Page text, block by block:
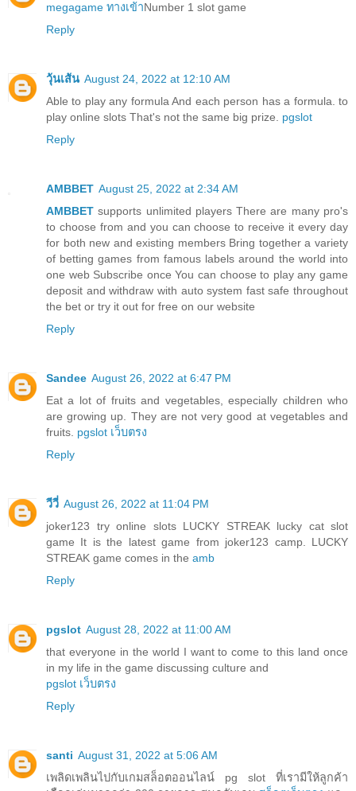
megagame ทางเข้าNumber 1 slot game
Reply
วุ้นเส้น August 24, 2022 at 12:10 AM
Able to play any formula And each person has a formula. to
play online slots That's not the same big prize. pgslot
Reply
AMBBET August 25, 2022 at 2:34 AM
AMBBET supports unlimited players There are many pro's
to choose from and you can choose to receive it every day
for both new and existing members Bring together a variety
of betting games from famous labels around the world into
one web Subscribe once You can choose to play any game
deposit and withdraw with auto system fast safe throughout
the bet or try it out for free on our website
Reply
Sandee August 26, 2022 at 6:47 PM
Eat a lot of fruits and vegetables, especially children who
are growing up. They are not very good at vegetables and
fruits. pgslot เว็บตรง
Reply
วีวี่ August 26, 2022 at 11:04 PM
joker123 try online slots LUCKY STREAK lucky cat slot
game It is the latest game from joker123 camp. LUCKY
STREAK game comes in the amb
Reply
pgslot August 28, 2022 at 11:00 AM
that everyone in the world I want to come to this land once
in my life in the game discussing culture and
pgslot เว็บตรง
Reply
santi August 31, 2022 at 5:06 AM
เพลิดเพลินไปกับเกมสล็อตออนไลน์ pg slot ที่เรามีให้ลูกค้า